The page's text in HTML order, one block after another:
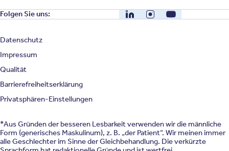
Folgen Sie uns: LinkedInInstagramYouTube
Datenschutz
Impressum
Qualität
Barrierefreiheitserklärung
Privatsphären-Einstellungen
*Aus Gründen der besseren Lesbarkeit verwenden wir die männliche
Form (generisches Maskulinum), z. B. „der Patient“. Wir meinen immer
alle Geschlechter im Sinne der Gleichbehandlung. Die verkürzte